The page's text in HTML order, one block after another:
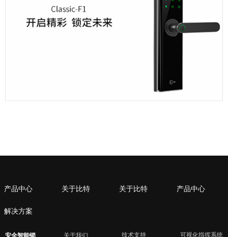
产品中心
安全智能锁 关于我们
关于比特
技术支持
关于比特
可视化指挥系统
产品中心
解决方案